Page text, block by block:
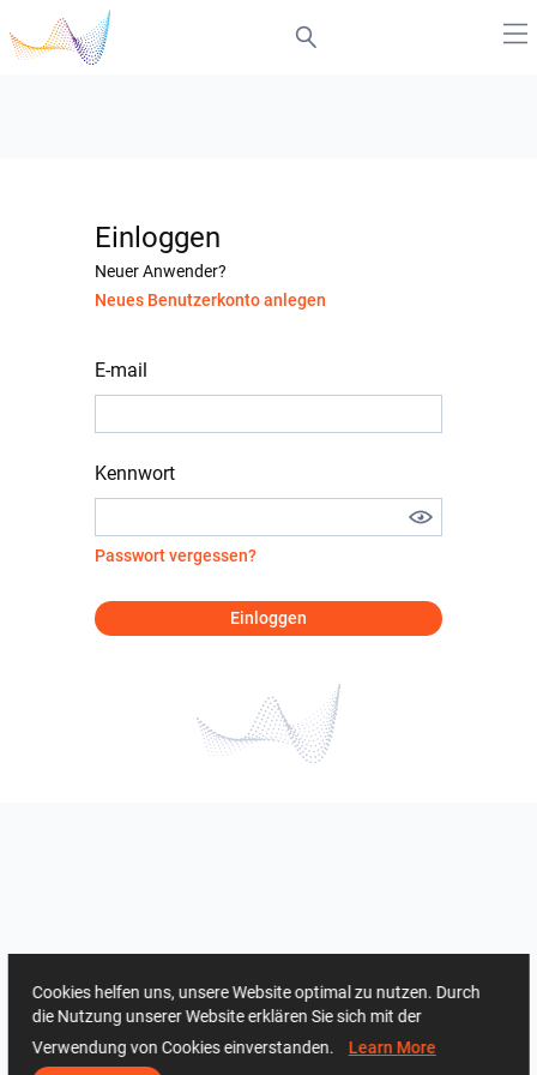
Einloggen
Neuer Anwender?
Neues Benutzerkonto anlegen
E-mail
Kennwort
Passwort vergessen?
Einloggen
Cookies helfen uns, unsere Website optimal zu nutzen. Durch
die Nutzung unserer Website erklären Sie sich mit der
Verwendung von Cookies einverstanden. Learn More